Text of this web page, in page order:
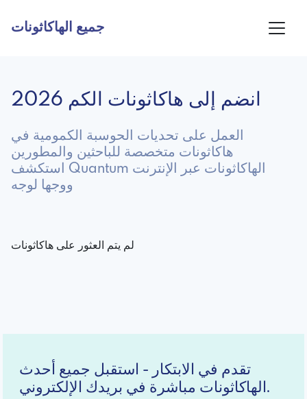
جميع الهاكاثونات
انضم إلى هاكاثونات الكم 2026
العمل على تحديات الحوسبة الكمومية في
هاكاثونات متخصصة للباحثين والمطورين
استكشف Quantum الهاكاثونات عبر الإنترنت
ووجها لوجه
لم يتم العثور على هاكاثونات
تقدم في الابتكار - استقبل جميع أحدث
الهاكاثونات مباشرة في بريدك الإلكتروني.